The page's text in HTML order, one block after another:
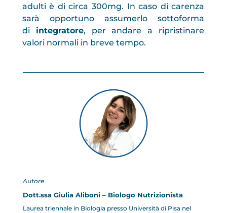
adulti è di circa 300mg. In caso di carenza
sarà opportuno assumerlo sottoforma
di integratore, per andare a ripristinare
valori normali in breve tempo.
Autore
Dott.ssa Giulia Aliboni – Biologo Nutrizionista
Laurea triennale in Biologia presso Università di Pisa nel